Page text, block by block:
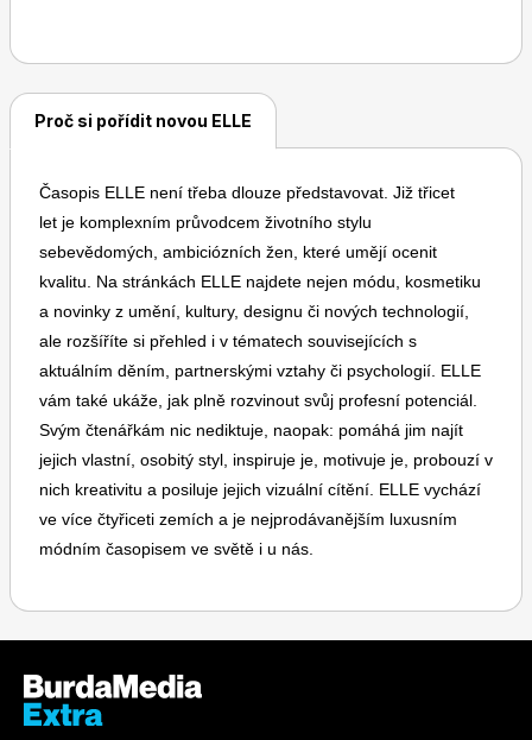
Dětské časopisy
Burda Best of
Burda Kids
Toprecepty.cz
Proč si pořídit novou ELLE
Časopis ELLE není třeba dlouze představovat. Již třicet
let je komplexním průvodcem životního stylu
sebevědomých, ambiciózních žen, které umějí ocenit
kvalitu. Na stránkách ELLE najdete nejen módu, kosmetiku
a novinky z umění, kultury, designu či nových technologií,
ale rozšíříte si přehled i v tématech souvisejících s
aktuálním děním, partnerskými vztahy či psychologií. ELLE
vám také ukáže, jak plně rozvinout svůj profesní potenciál.
Svým čtenářkám nic nediktuje, naopak: pomáhá jim najít
jejich vlastní, osobitý styl, inspiruje je, motivuje je, probouzí v
nich kreativitu a posiluje jejich vizuální cítění. ELLE vychází
ve více čtyřiceti zemích a je nejprodávanějším luxusním
módním časopisem ve světě i u nás.